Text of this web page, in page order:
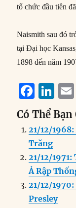
tổ chức đầu tiên
Naismith sau đó
tại Đại học
1898 đến năm
F
a
c
e
b
o
o
k
Li
n
k
e
d
I
n
Có Thể
21/12/
Trăng
21/12/
Ả Rập
21/12/
Presley